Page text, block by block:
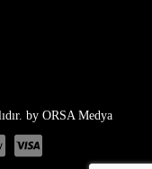
by ORSA Medya